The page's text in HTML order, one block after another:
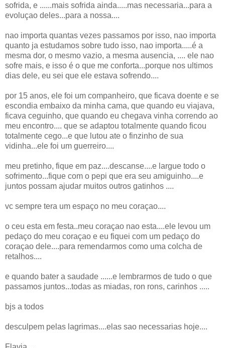
sofrida, e ......mais sofrida ainda.....mas necessaria...para a
evoluçao deles...para a nossa....
nao importa quantas vezes passamos por isso, nao importa
quanto ja estudamos sobre tudo isso, nao importa.....é a
mesma dor, o mesmo vazio, a mesma ausencia, .... ele nao
sofre mais, e isso é o que me conforta...porque nos ultimos
dias dele, eu sei que ele estava sofrendo....
por 15 anos, ele foi um companheiro, que ficava doente e se
escondia embaixo da minha cama, que quando eu viajava,
ficava ceguinho, que quando eu chegava vinha correndo ao
meu encontro.... que se adaptou totalmente quando ficou
totalmente cego...e que lutou ate o finzinho de sua
vidinha...ele foi um guerreiro....
meu pretinho, fique em paz....descanse....e largue todo o
sofrimento...fique com o pepi que era seu amiguinho....e
juntos possam ajudar muitos outros gatinhos ....
vc sempre tera um espaço no meu coraçao....
o ceu esta em festa..meu coraçao nao esta....ele levou um
pedaço do meu coraçao e eu fiquei com um pedaço do
coraçao dele....para remendarmos como uma colcha de
retalhos....
e quando bater a saudade ......e lembrarmos de tudo o que
passamos juntos...todas as miadas, ron rons, carinhos .....
bjs a todos
desculpem pelas lagrimas....elas sao necessarias hoje....